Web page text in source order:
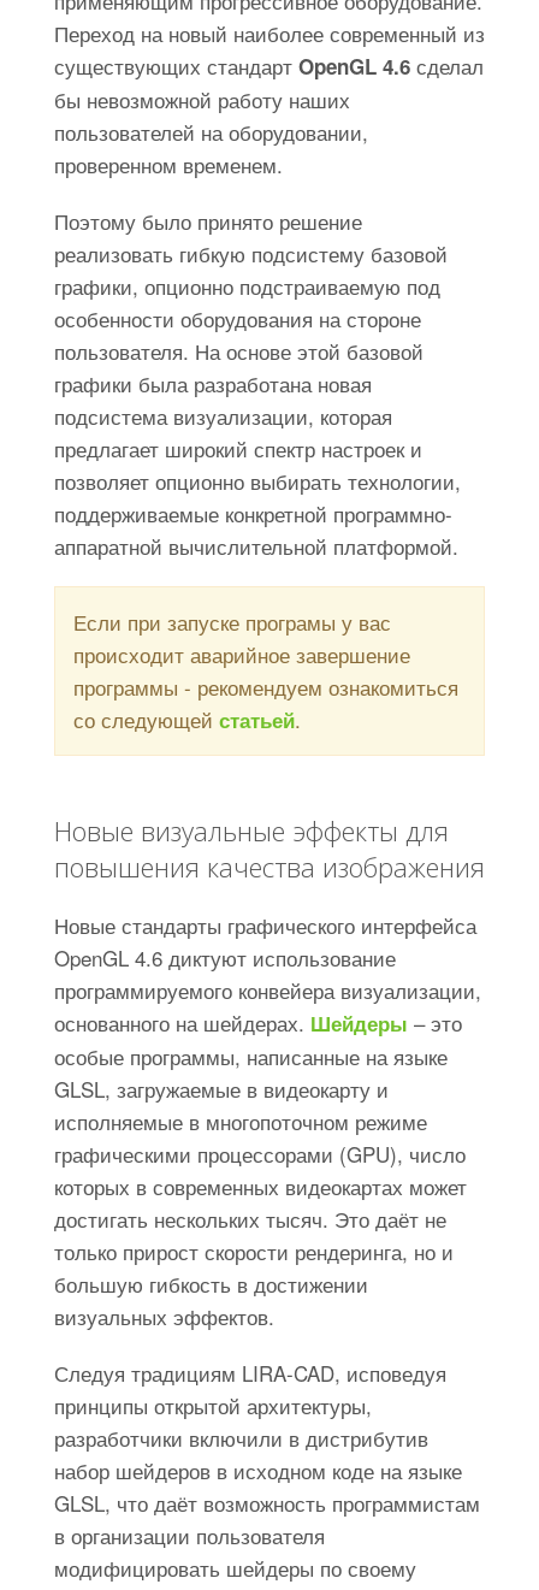
Переход на новый наиболее современный из
существующих стандарт OpenGL 4.6 сделал
бы невозможной работу наших
пользователей на оборудовании,
проверенном временем.
Поэтому было принято решение
реализовать гибкую подсистему базовой
графики, опционно подстраиваемую под
особенности оборудования на стороне
пользователя. На основе этой базовой
графики была разработана новая
подсистема визуализации, которая
предлагает широкий спектр настроек и
позволяет опционно выбирать технологии,
поддерживаемые конкретной программно-
аппаратной вычислительной платформой.
Если при запуске програмы у вас
происходит аварийное завершение
программы - рекомендуем ознакомиться
со следующей статьей.
Новые визуальные эффекты для
повышения качества изображения
Новые стандарты графического интерфейса
OpenGL 4.6 диктуют использование
программируемого конвейера визуализации,
основанного на шейдерах. Шейдеры – это
особые программы, написанные на языке
GLSL, загружаемые в видеокарту и
исполняемые в многопоточном режиме
графическими процессорами (GPU), число
которых в современных видеокартах может
достигать нескольких тысяч. Это даёт не
только прирост скорости рендеринга, но и
большую гибкость в достижении
визуальных эффектов.
Следуя традициям LIRA-CAD, исповедуя
принципы открытой архитектуры,
разработчики включили в дистрибутив
набор шейдеров в исходном коде на языке
GLSL, что даёт возможность программистам
в организации пользователя
модифицировать шейдеры по своему